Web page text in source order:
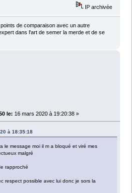
IP archivée
de comparaison avec un autre
dans l'art de semer la merde et de se
le: 16 mars 2020 à 19:20:38 »
à 18:35:18
le message moi il m a bloqué et viré mes
malgré
rapproché
respect possible avec lui donc je sors la